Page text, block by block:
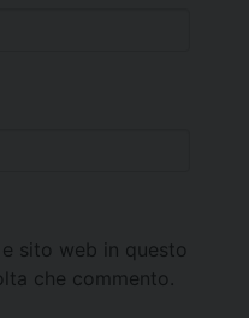
sito web in questo
che commento.